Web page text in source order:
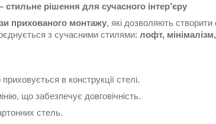
рішення для сучасного інтер’єру
прихованого монтажу, які дозволяють
з сучасними стилями: лофт,
в конструкції стелі.
що забезпечує довговічність.
стель.